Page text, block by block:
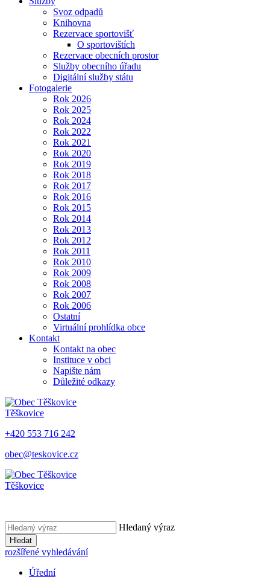
Svoz odpadů
Knihovna
Rezervace sportovišť
O sportovištích
Rezervace obecních prostor
Služby obecního úřadu
Digitální služby státu
Fotogalerie
Rok 2026
Rok 2025
Rok 2024
Rok 2022
Rok 2021
Rok 2020
Rok 2019
Rok 2018
Rok 2017
Rok 2016
Rok 2015
Rok 2014
Rok 2013
Rok 2012
Rok 2011
Rok 2010
Rok 2009
Rok 2008
Rok 2007
Rok 2006
Ostatní
Virtuální prohlídka obce
Kontakt
Kontakt na obec
Instituce v obci
Napište nám
Důležité odkazy
Těškovice
+420 553 716 242
obec@teskovice.cz
Těškovice
Hledaný výraz
Hledat
rozšířené vyhledávání
Úřední